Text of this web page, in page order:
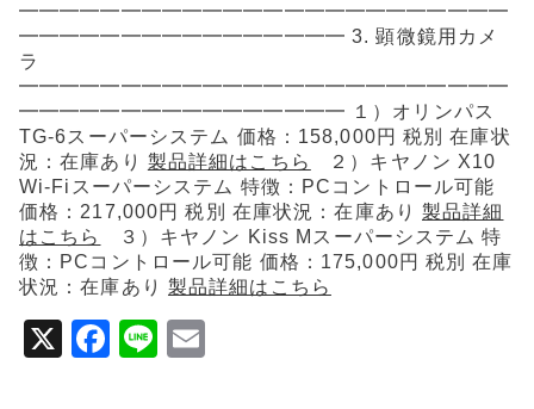
━━━━━━━━━━━━━━━━━━━━━━━━
━━━━━━━━━━━━━━━━ 3. 顕微鏡用カメ
ラ
━━━━━━━━━━━━━━━━━━━━━━━━
━━━━━━━━━━━━━━━━ １）オリンパス
TG-6スーパーシステム 価格：158,000円 税別 在庫状
況：在庫あり 製品詳細はこちら
２）キヤノン X10
Wi-Fiスーパーシステム 特徴：PCコントロール可能
価格：217,000円 税別 在庫状況：在庫あり 製品詳細
はこちら
３）キヤノン Kiss Mスーパーシステム 特
徴：PCコントロール可能 価格：175,000円 税別 在庫
状況：在庫あり 製品詳細はこちら
X
F
Li